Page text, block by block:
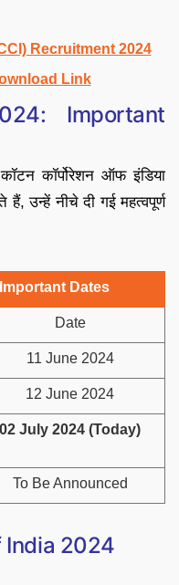
Recruitment 2024
Link
Important
कॉर्पोरेशन ऑफ इंडिया
हैं, उन्हें नीचे दी गई महत्वपूर्ण
Dates
Date
11 June 2024
12 June 2024
02 July 2024 (Today)
To Be Announced
India 2024